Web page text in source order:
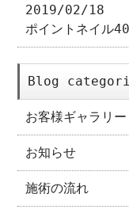
2019/02/18
ポイントネイル
Blog
お客様ギャラリー
お知らせ
施術の流れ